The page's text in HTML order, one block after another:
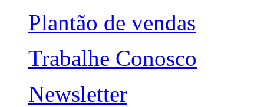
Plantão de vendas
Trabalhe Conosco
Newsletter